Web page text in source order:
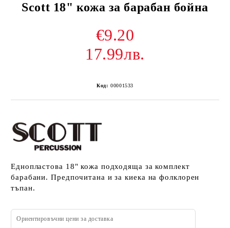
Scott 18" кожа за барабан бойна
€9.20
17.99лв.
Код: 00001533
Еднопластова 18" кожа подходяща за комплект
барабани. Предпочитана и за киека на фолклорен
тъпан.
Ориентировъчни цени за доставка